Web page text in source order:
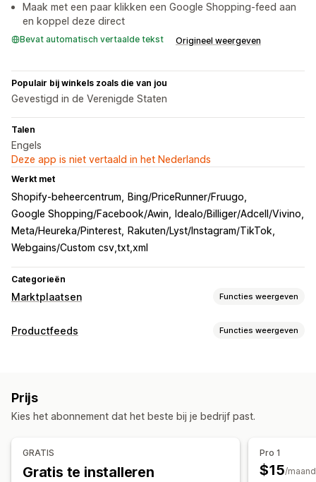
Maak met een paar klikken een Google Shopping-feed aan
en koppel deze direct
Bevat automatisch vertaalde tekst Origineel weergeven
Populair bij winkels zoals die van jou
Gevestigd in de Verenigde Staten
Talen
Engels
Deze app is niet vertaald in het Nederlands
Werkt met
Shopify-beheercentrum
Bing/PriceRunner/Fruugo
Google Shopping/Facebook/Awin
Idealo/Billiger/Adcell/Vivino
Meta/Heureka/Pinterest
Rakuten/Lyst/Instagram/TikTok
Webgains/Custom csv,txt,xml
Categorieën
Marktplaatsen Functies weergeven
Vermeldingsbeheer
Bulkupload
Analytics van vermeldingen
Bestellingenbeheer
Bulkbestellingen
Synchronisatie van bestellingen
Productfeeds Functies weergeven
AI-toewijzing
Aangepaste regels
Remarketing-tags
Lokale voorraad
Variantsynchronisatie
Prijs
Kies het abonnement dat het beste bij je bedrijf past.
GRATIS
Gratis te installeren
Pro 1
$15/maand